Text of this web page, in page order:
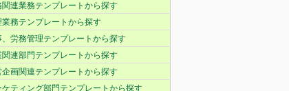
関連業務テンプレートから探す
業務テンプレートから探す
、労務管理テンプレートから探す
関連部門テンプレートから探す
企画関連テンプレートから探す
ケティング部門テンプレートから探す